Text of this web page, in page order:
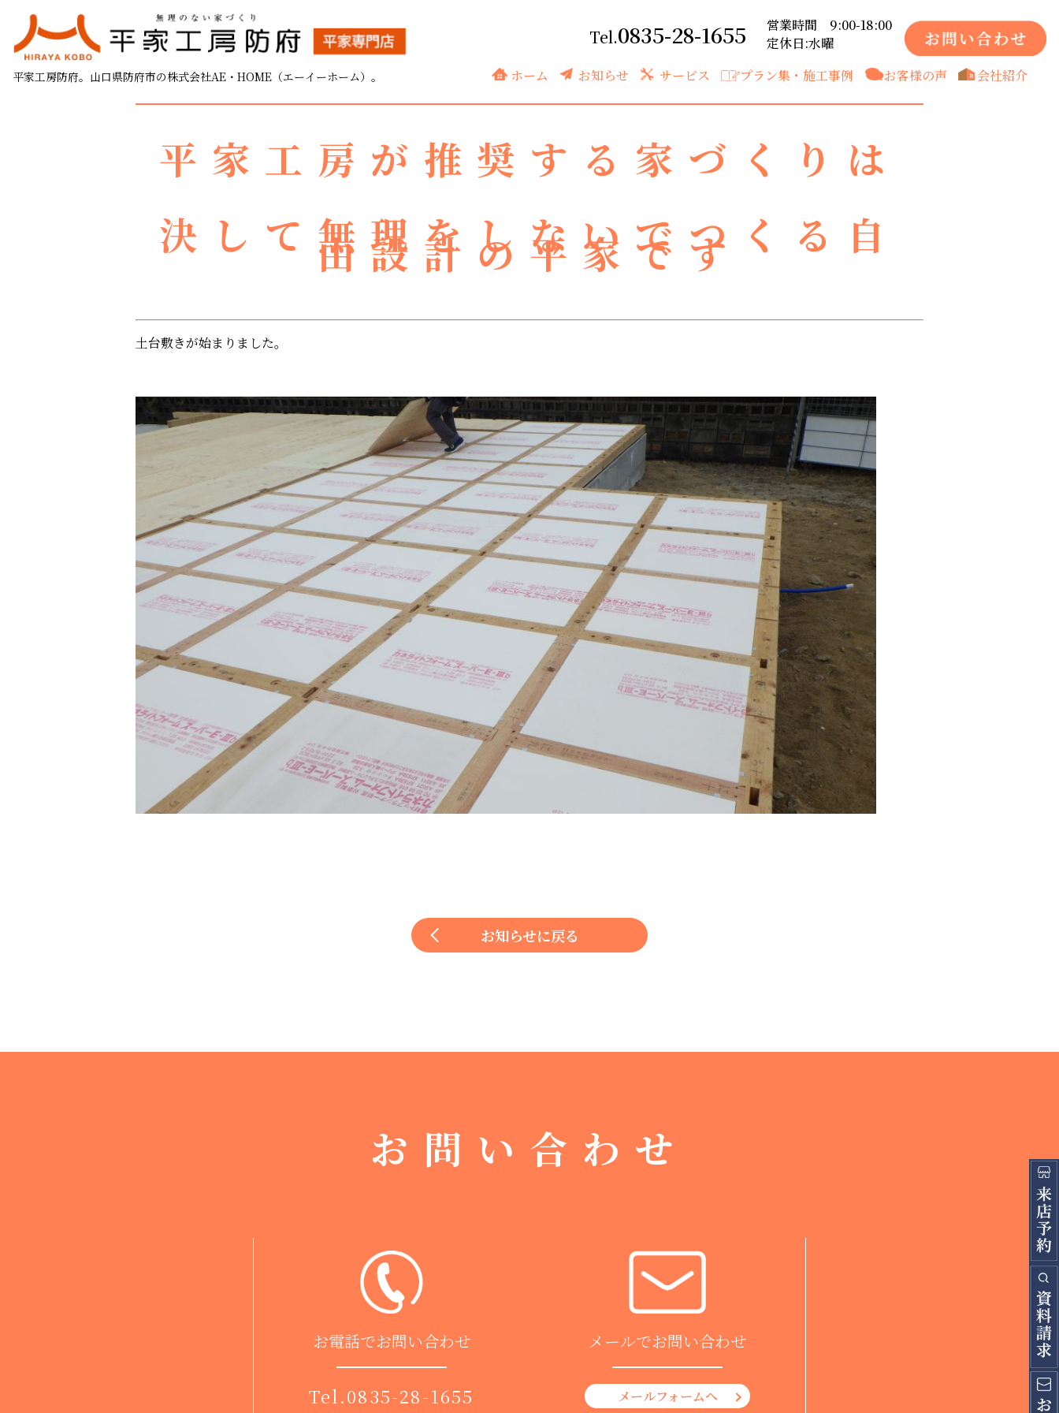
平家工房防府。山口県防府市の株式会社AE・HOME（エーイーホーム）。
0835-28-1655
営業時間 9:00-18:00
定休日:水曜
ホーム
お知らせ サービス プラン集・施工事例 お客様の声 会社紹介
I様邸 土台敷き始まりました。
2022.02.26
平家工房が推奨する家づくりは
決して無理をしないでつくる自
由設計の平家です
土台敷きが始まりました。
お知らせに戻る
お問い合わせ
お電話でお問い合わせ
Tel.0835-28-1655
メールでお問い合わせ
メールフォームへ